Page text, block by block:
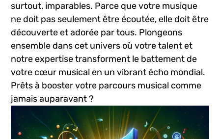
surtout, imparables. Parce que votre musique
ne doit pas seulement ‌être écoutée, ⁤elle⁢ doit ⁢être
découverte et adorée par tous. Plongeons
ensemble dans cet univers où votre talent et
notre ⁤expertise transforment‍ le battement de
votre cœur musical en un vibrant écho ‍mondial.
Prêts​ à booster votre parcours musical comme‍
jamais auparavant ?